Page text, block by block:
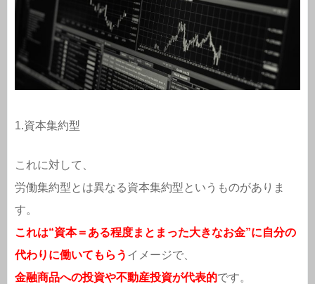
1.資本集約型
これに対して、
労働集約型とは異なる資本集約型というものがありま
す。
これは“資本＝ある程度まとまった大きなお金”に自分の
代わりに働いてもらう イメージで、
金融商品への投資や不動産投資が代表的です。